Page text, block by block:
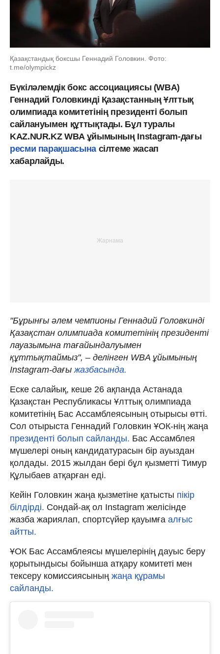
Қазақстандық боксшы Геннадий Головкин. Фото:
t.me/olympickz
Бүкіләлемдік бокс ассоциациясы (WBA)
Геннадий Головкинді Қазақстанның Ұлттық
олимпиада комитетінің президенті болып
сайлануымен құттықтады. Бұл туралы
KAZ.NUR.KZ WBA ұйымының Instagram-дағы
ресми парақшасынасілтеме жасап
хабарлайды.
"Бұрынғы әлем чемпионы Геннадий Головкинді
Қазақстан олимпиада комитетінің президенті
лауазымына тағайындалуымен
құттықтаймыз", – делінген WBA ұйымының
Instagram-дағы жазбасында.
Еске салайық, кеше 26 ақпанда Астанада
Қазақстан Республикасы Ұлттық олимпиада
комитетінің Бас Ассамблеясының отырысы өтті.
Сол отырыста Геннадий Головкин ҰОК-нің жаңа
президенті болып сайланды. Бас Ассамблея
мүшелері оның кандидатурасын бір ауыздан
қолдады. 2015 жылдан бері бұл қызметті Тимур
Құлыбаев атқарған еді.
Кейін Головкин жаңа қызметіне қатысты пікір
білдірді. Сондай-ақ ол Instagram желісінде
жазба жариялап, спортсүйер қауымға алғыс
айтты.
ҰОК Бас Ассамблеясы мүшелерінің дауыс беру
қорытындысы бойынша атқару комитеті мен
тексеру комиссиясының жаңа құрамы
сайланды.